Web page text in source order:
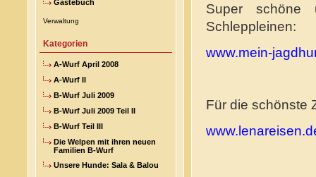
Super schöne
Schleppleinen:
www.mein-
Für die schönste
Gästebuch
Verwaltung
Kategorien
A-Wurf April 2008
A-Wurf II
B-Wurf Juli 2009
B-Wurf Juli 2009 Teil II
B-Wurf Teil III
Die Welpen mit ihren neuen
Familien B-Wurf
Unsere Hunde: Sala & Balou